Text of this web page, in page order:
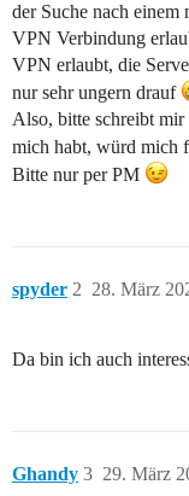
der Suche nach einem
VPN Verbindung
VPN erlaubt, die
nur sehr ungern drauf
Also, bitte schreibt
mich habt, würd mich
Bitte nur per PM
spyder 28. März
2
Da bin ich auch
Ghandy 29. März
3